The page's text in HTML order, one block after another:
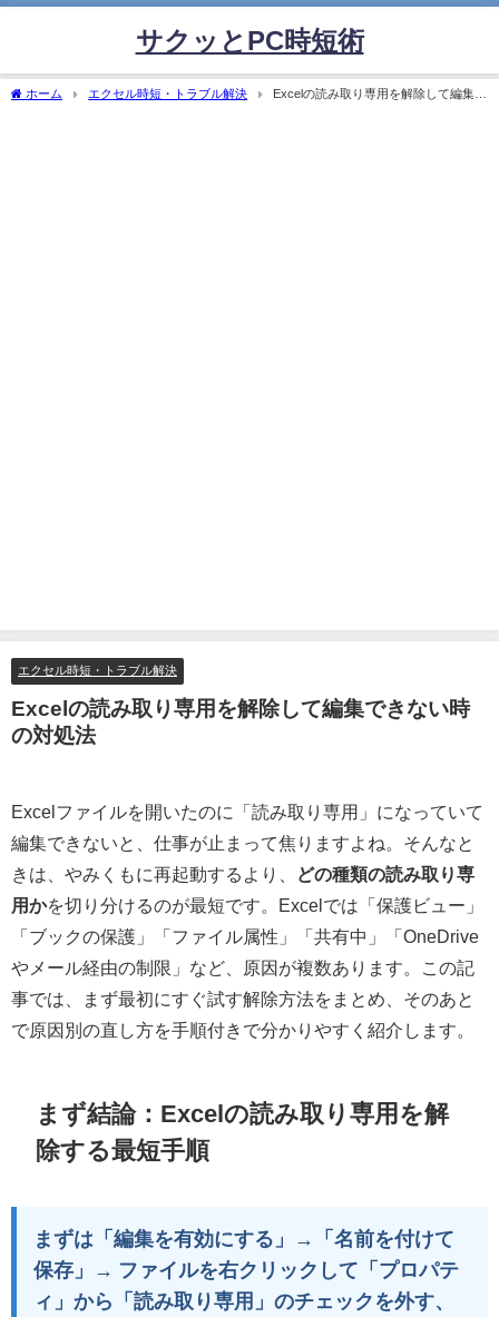
サクッとPC時短術
ホーム エクセル時短・トラブル解決
Excelの読み取り専用を解除して編集で
エクセル時短・トラブル解決
Excelの読み取り専用を解除して編集できない時
の対処法
Excelファイルを開いたのに「読み取り専用」になっていて
編集できないと、仕事が止まって焦りますよね。そんなと
きは、やみくもに再起動するより、
どの種類の読み取り専
用かを切り分けるのが最短です。Excelでは「保護ビュー」
「ブックの保護」「ファイル属性」「共有中」「OneDrive
やメール経由の制限」など、原因が複数あります。この記
事では、まず最初にすぐ試す解除方法をまとめ、そのあと
で原因別の直し方を手順付きで分かりやすく紹介します。
まず結論：Excelの読み取り専用を解
除する最短手順
まずは「編集を有効にする」→「名前を付けて
保存」→ ファイルを右クリックして「プロパテ
ィ」から「読み取り専用」のチェックを外す、